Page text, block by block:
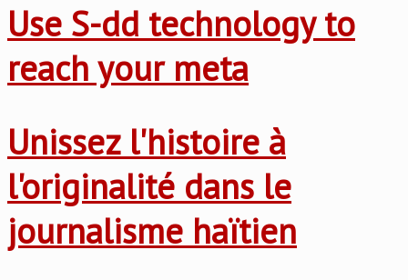
Use S-dd technology to
reach your meta
Unissez l'histoire à
l'originalité dans le
journalisme haïtien